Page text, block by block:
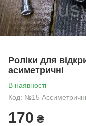
Роліки для
асиметричні
В наявності
Код: №15
170 ₴